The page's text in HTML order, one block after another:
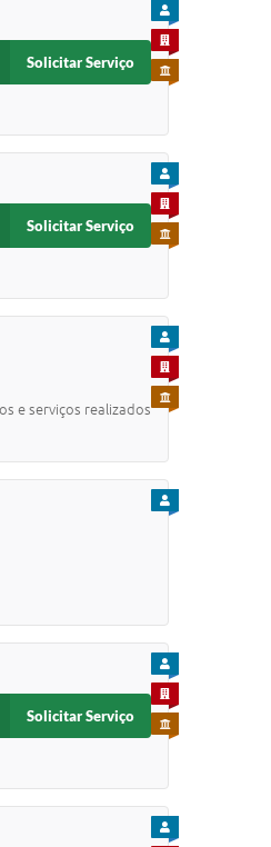
PARA CIDADÃO
PARA EMPRESA
PARA SERVIDOR
Solicitar Serviço
PARA CIDADÃO
PARA EMPRESA
PARA SERVIDOR
Solicitar Serviço
e serviços realizados
PARA CIDADÃO
PARA EMPRESA
PARA SERVIDOR
PARA CIDADÃO
PARA CIDADÃO
PARA EMPRESA
PARA SERVIDOR
Solicitar Serviço
PARA CIDADÃO